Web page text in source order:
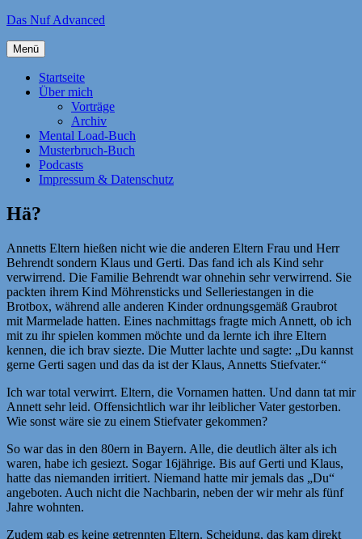
Zum
springen
Das Nuf Advanced
Menü
Startseite
Über mich
Vorträge
Archiv
Mental Load-Buch
Musterbruch-Buch
Podcasts
Impressum & Datenschutz
Hä?
Annetts Eltern hießen nicht wie die anderen Eltern Frau und Herr
Behrendt sondern Klaus und Gerti. Das fand ich als Kind sehr
verwirrend. Die Familie Behrendt war ohnehin sehr verwirrend. Sie
packten ihrem Kind Möhrensticks und Selleriestangen in die
Brotbox, während alle anderen Kinder ordnungsgemäß Graubrot
mit Marmelade hatten. Eines nachmittags fragte mich Annett, ob ich
mit zu ihr spielen kommen möchte und da lernte ich ihre Eltern
kennen, die ich brav siezte. Die Mutter lachte und sagte: „Du kannst
gerne Gerti sagen und das da ist der Klaus, Annetts Stiefvater.“
Ich war total verwirrt. Eltern, die Vornamen hatten. Und dann tat mir
Annett sehr leid. Offensichtlich war ihr leiblicher Vater gestorben.
Wie sonst wäre sie zu einem Stiefvater gekommen?
So war das in den 80ern in Bayern. Alle, die deutlich älter als ich
waren, habe ich gesiezt. Sogar 16jährige. Bis auf Gerti und Klaus,
hatte das niemanden irritiert. Niemand hatte mir jemals das „Du“
angeboten. Auch nicht die Nachbarin, neben der wir mehr als fünf
Jahre wohnten.
Zudem gab es keine getrennten Eltern. Scheidung, das kam direkt